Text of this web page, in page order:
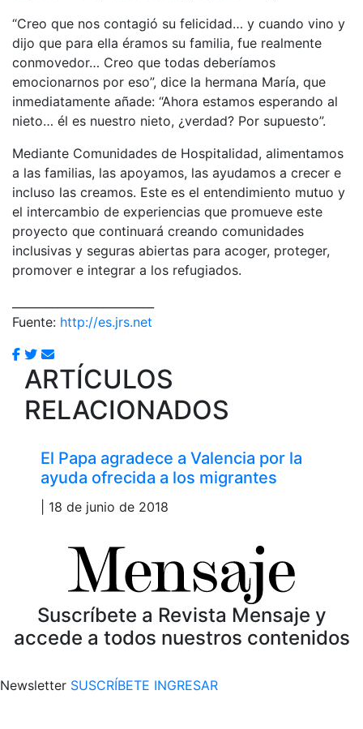
“Creo que nos contagió su felicidad… y cuando vino y
dijo que para ella éramos su familia, fue realmente
conmovedor… Creo que todas deberíamos
emocionarnos por eso”, dice la hermana María, que
inmediatamente añade: “Ahora estamos esperando al
nieto… él es nuestro nieto, ¿verdad? Por supuesto”.
Mediante Comunidades de Hospitalidad, alimentamos
a las familias, las apoyamos, las ayudamos a crecer e
incluso las creamos. Este es el entendimiento mutuo y
el intercambio de experiencias que promueve este
proyecto que continuará creando comunidades
inclusivas y seguras abiertas para acoger, proteger,
promover e integrar a los refugiados.
Fuente: http://es.jrs.net
ARTÍCULOS
RELACIONADOS
El Papa agradece a Valencia por la
ayuda ofrecida a los migrantes
| 18 de junio de 2018
Suscríbete a Revista Mensaje y
accede a todos nuestros contenidos
Newsletter SUSCRÍBETE INGRESAR